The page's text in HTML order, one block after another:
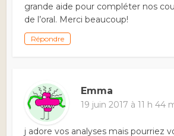
grande aide pour compléter nos
de l’oral. Merci beaucoup!
Répondre
Emma
19 juin 2017 à 11 h 44
j adore vos analyses mais pourriez